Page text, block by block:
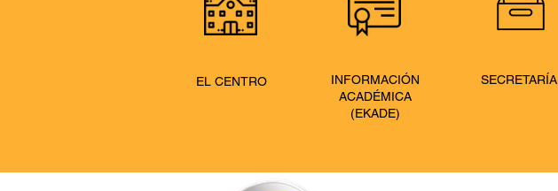
EL CENTRO
INFORMACIÓN
ACADÉMICA
(EKADE)
SECRETARÍA